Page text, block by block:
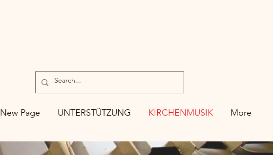
New Page UNTERSTÜTZUNG KIRCHENMUSIK More